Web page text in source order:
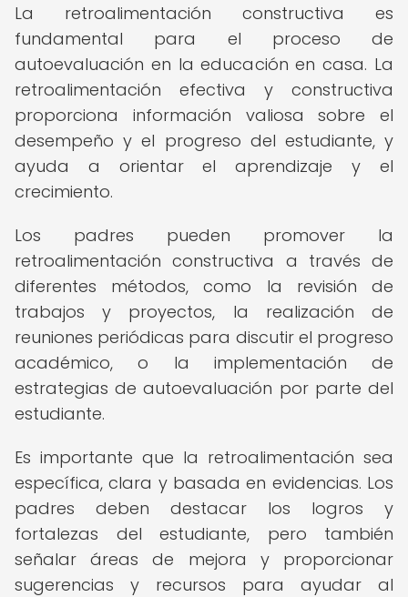
La retroalimentación constructiva es
fundamental para el proceso de
autoevaluación en la educación en casa. La
retroalimentación efectiva y constructiva
proporciona información valiosa sobre el
desempeño y el progreso del estudiante, y
ayuda a orientar el aprendizaje y el
crecimiento.
Los padres pueden promover la
retroalimentación constructiva a través de
diferentes métodos, como la revisión de
trabajos y proyectos, la realización de
reuniones periódicas para discutir el progreso
académico, o la implementación de
estrategias de autoevaluación por parte del
estudiante.
Es importante que la retroalimentación sea
específica, clara y basada en evidencias. Los
padres deben destacar los logros y
fortalezas del estudiante, pero también
señalar áreas de mejora y proporcionar
sugerencias y recursos para ayudar al